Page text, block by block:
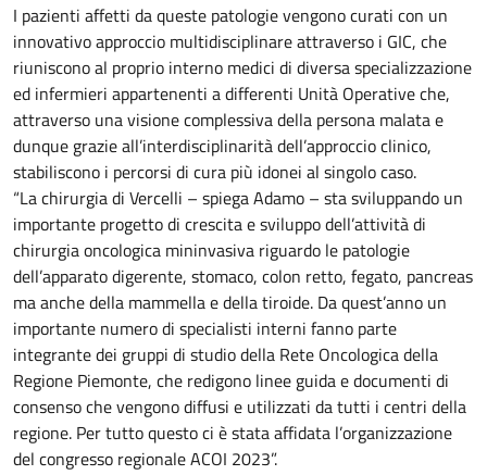
I pazienti affetti da queste patologie vengono curati con un
innovativo approccio multidisciplinare attraverso i GIC, che
riuniscono al proprio interno medici di diversa specializzazione
ed infermieri appartenenti a differenti Unità Operative che,
attraverso una visione complessiva della persona malata e
dunque grazie all’interdisciplinarità dell’approccio clinico,
stabiliscono i percorsi di cura più idonei al singolo caso.
“La chirurgia di Vercelli – spiega Adamo – sta sviluppando un
importante progetto di crescita e sviluppo dell’attività di
chirurgia oncologica mininvasiva riguardo le patologie
dell’apparato digerente, stomaco, colon retto, fegato, pancreas
ma anche della mammella e della tiroide. Da quest’anno un
importante numero di specialisti interni fanno parte
integrante dei gruppi di studio della Rete Oncologica della
Regione Piemonte, che redigono linee guida e documenti di
consenso che vengono diffusi e utilizzati da tutti i centri della
regione. Per tutto questo ci è stata affidata l’organizzazione
del congresso regionale ACOI 2023”.